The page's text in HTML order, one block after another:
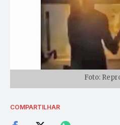
Foto:
COMPARTILHAR